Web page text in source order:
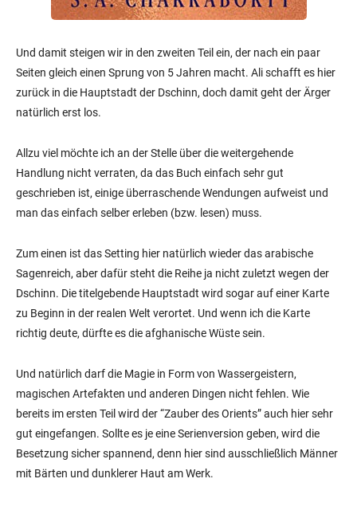
Und damit steigen wir in den zweiten Teil ein, der nach ein paar
Seiten gleich einen Sprung von 5 Jahren macht. Ali schafft es hier
zurück in die Hauptstadt der Dschinn, doch damit geht der Ärger
natürlich erst los.
Allzu viel möchte ich an der Stelle über die weitergehende
Handlung nicht verraten, da das Buch einfach sehr gut
geschrieben ist, einige überraschende Wendungen aufweist und
man das einfach selber erleben (bzw. lesen) muss.
Zum einen ist das Setting hier natürlich wieder das arabische
Sagenreich, aber dafür steht die Reihe ja nicht zuletzt wegen der
Dschinn. Die titelgebende Hauptstadt wird sogar auf einer Karte
zu Beginn in der realen Welt verortet. Und wenn ich die Karte
richtig deute, dürfte es die afghanische Wüste sein.
Und natürlich darf die Magie in Form von Wassergeistern,
magischen Artefakten und anderen Dingen nicht fehlen. Wie
bereits im ersten Teil wird der “Zauber des Orients” auch hier sehr
gut eingefangen. Sollte es je eine Serienversion geben, wird die
Besetzung sicher spannend, denn hier sind ausschließlich Männer
mit Bärten und dunklerer Haut am Werk.